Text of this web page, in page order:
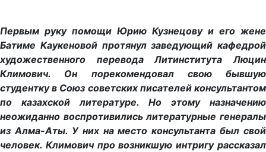
Первым руку помощи Юрию Кузнецову и его жене
Батиме Каукеновой протянул заведующий кафедрой
художественного перевода Литинститута Люцин
Климович. Он порекомендовал свою бывшую
студентку в Союз советских писателей консультантом
по казахской литературе. Но этому назначению
неожиданно воспротивились литературные генералы
из Алма-Аты. У них на место консультанта был свой
человек. Климович про возникшую интригу рассказал